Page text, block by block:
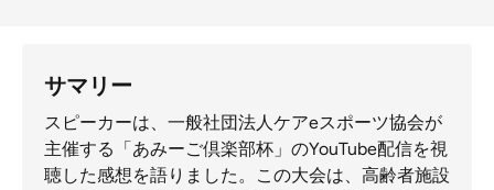
サマリー
スピーカーは、一般社団法人ケアeスポーツ協会が
主催する「あみーご倶楽部杯」のYouTube配信を視
聴した感想を語りました。この大会は、高齢者施設